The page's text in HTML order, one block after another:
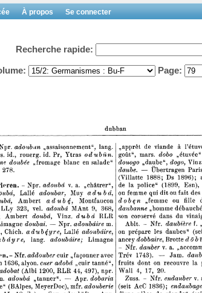
À propos Se connecter
Recherche rapide:
Page: